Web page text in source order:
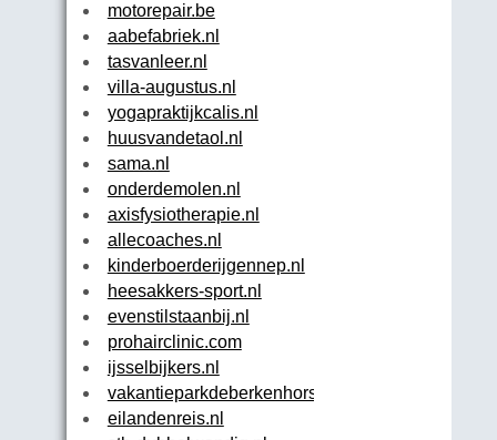
motorepair.be
aabefabriek.nl
tasvanleer.nl
villa-augustus.nl
yogapraktijkcalis.nl
huusvandetaol.nl
sama.nl
onderdemolen.nl
axisfysiotherapie.nl
allecoaches.nl
kinderboerderijgennep.nl
heesakkers-sport.nl
evenstilstaanbij.nl
prohairclinic.com
ijsselbijkers.nl
vakantieparkdeberkenhorst.nl
eilandenreis.nl